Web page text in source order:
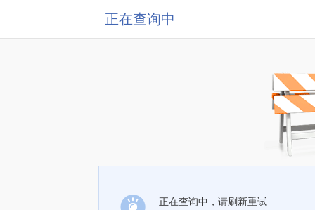
正在查询中
正在查询中，请刷新重试